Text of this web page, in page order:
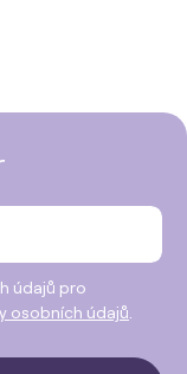
údajů pro
osobních údajů